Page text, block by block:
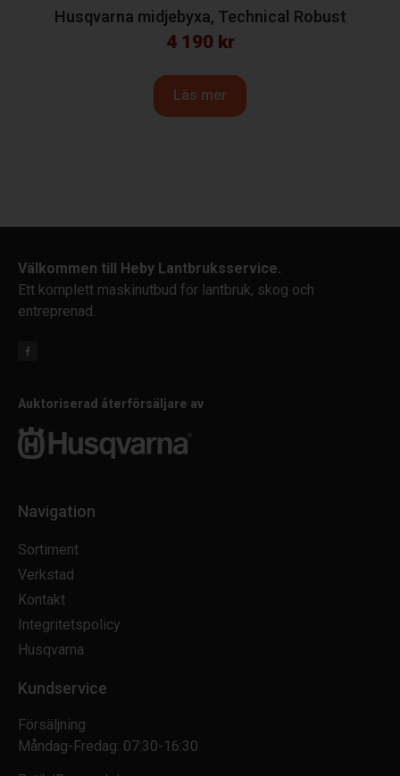
Husqvarna midjebyxa, Technical Robust
4 190 kr
Läs mer
Välkommen till Heby Lantbruksservice.
Ett komplett maskinutbud för lantbruk, skog och
entreprenad.
Auktoriserad återförsäljare av
Navigation
Sortiment
Verkstad
Kontakt
Integritetspolicy
Husqvarna
Kundservice
Försäljning
Måndag-Fredag: 07:30-16:30